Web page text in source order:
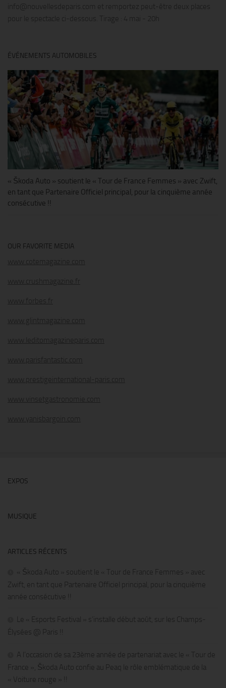
info@nouvellesdeparis.com et remportez peut-être deux places
pour le spectacle ci-dessous. Tirage : 4 mai - 20h
ÉVÉNEMENTS AUTOMOBILES
« Škoda Auto » soutient le « Tour de France Femmes » avec Zwift,
en tant que Partenaire Officiel principal, pour la cinquième année
consécutive !!
OUR FAVORITE MEDIA
www.cotemagazine.com
www.crushmagazine.fr
www.forbes.fr
www.glintmagazine.com
www.leditomagazineparis.com
www.parisfantastic.com
www.prestigeinternational-paris.com
www.vinsetgastronomie.com
www.yanisbargoin.com
EXPOS
MUSIQUE
ARTICLES RÉCENTS
« Škoda Auto » soutient le « Tour de France Femmes » avec
Zwift, en tant que Partenaire Officiel principal, pour la cinquième
année consécutive !!
Le « Esports Festival » s’installe début août, sur les Champs-
Élysées @ Paris !!
A l’occasion de sa 23ème année de partenariat avec le « Tour de
France », Škoda Auto confie au Peaq le rôle emblématique de la
« Voiture rouge » !!